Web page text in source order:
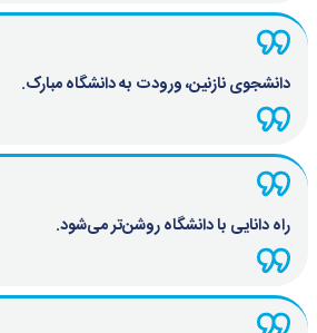
دانشجوی نازنین، ورودت به دانشگاه مبارک.
راه دانایی با دانشگاه روشن‌تر می‌شود.